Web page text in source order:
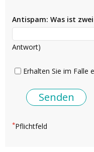
Antispam: Was ist
Antwort)
Erhalten Sie im Falle
*Pflichtfeld